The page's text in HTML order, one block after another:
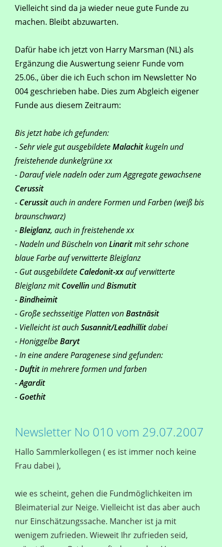
Vielleicht sind da ja wieder neue gute Funde zu
machen. Bleibt abzuwarten.
Dafür habe ich jetzt von Harry Marsman (NL) als
Ergänzung die Auswertung seienr Funde vom
25.06., über die ich Euch schon im Newsletter No
004 geschrieben habe. Dies zum Abgleich eigener
Funde aus diesem Zeitraum:
Bis jetzt habe ich gefunden:
- Sehr viele gut ausgebildeteMalachitkugeln und
freistehende dunkelgrüne xx
- Darauf viele nadeln oder zum Aggregate gewachsene
Cerussit
- Cerussitauch in andere Formen und Farben (weiß bis
braunschwarz)
-Bleiglanz, auch in freistehende xx
- Nadeln und Büscheln vonLinaritmit sehr schone
blaue Farbe auf verwitterte Bleiglanz
- Gut ausgebildete Caledonit-xxauf verwitterte
Bleiglanz mitCovellin undBismutit
-Bindheimit
- Große sechsseitige Platten vonBastnäsit
- Vielleicht ist auchSusannit/Leadhillitdabei
- HoniggelbeBaryt
- In eine andere Paragenese sind gefunden:
-Duftitin mehrere formen und farben
-Agardit
- Goethit
Newsletter No 010 vom 29.07.2007
Hallo Sammlerkollegen ( es ist immer noch keine
Frau dabei ),
wie es scheint, gehen die Fundmöglichkeiten im
Bleimaterial zur Neige. Vielleicht ist das aber auch
nur Einschätzungssache. Mancher ist ja mit
wenigem zufrieden. Wieweit Ihr zufrieden seid,